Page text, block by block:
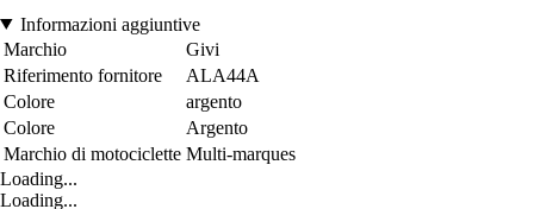
Informazioni aggiuntive
Marchio
Givi
Riferimento fornitore
ALA44A
Colore
argento
Colore
Argento
Marchio di motociclette Multi-marques
Loading...
Loading...